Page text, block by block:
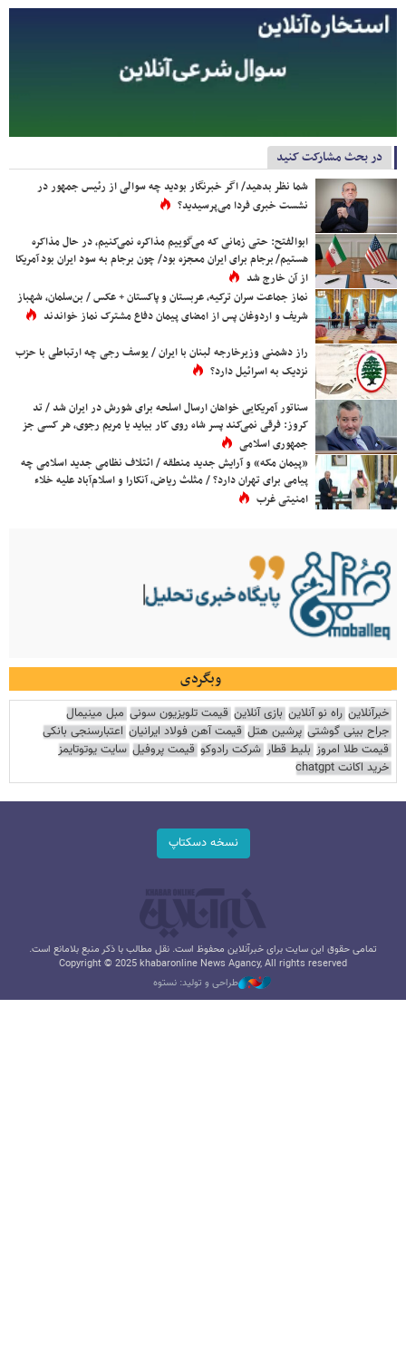
در بحث مشارکت کنید
شما نظر بدهید/ اگر خبرنگار بودید چه سوالی از رئیس جمهور در
نشست خبری فردا می‌پرسیدید؟
ابوالفتح: حتی زمانی که می‌گوییم مذاکره نمی‌کنیم، در حال مذاکره
هستیم/ برجام برای ایران معجزه بود/ چون برجام به سود ایران بود آمریکا
از آن خارج شد
نماز جماعت سران ترکیه، عربستان و پاکستان + عکس / بن‌سلمان، شهباز
شریف و اردوغان پس از امضای پیمان دفاع مشترک نماز خواندند
راز دشمنی وزیرخارجه لبنان با ایران / یوسف رجی چه ارتباطی با حزب
نزدیک به اسرائیل دارد؟
سناتور آمریکایی خواهان ارسال اسلحه برای شورش در ایران شد / تد
کروز: فرقی نمی‌کند پسر شاه روی کار بیاید یا مریم رجوی، هر کسی جز
جمهوری اسلامی
«پیمان مکه» و آرایش جدید منطقه / ائتلاف نظامی جدید اسلامی چه
پیامی برای تهران دارد؟ / مثلث ریاض، آنکارا و اسلام‌آباد علیه خلاء
امنیتی غرب
وبگردی
خبرآنلاین راه نو آنلاین بازی آنلاین قیمت تلویزیون سونی مبل مینیمال
جراح بینی گوشتی پرشین هتل قیمت آهن فولاد ایرانیان اعتبارسنجی بانکی
قیمت طلا امروز بلیط قطار شرکت رادوکو قیمت پروفیل سایت یوتوتایمز
خرید اکانت chatgpt
نسخه دسکتاپ
تمامی حقوق این سایت برای خبرآنلاین محفوظ است. نقل مطالب با ذکر منبع بلامانع است.
Copyright © 2025 khabaronline News Agancy, All rights reserved
طراحی و تولید: نستوه